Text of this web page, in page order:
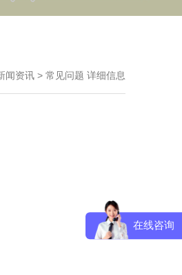
闻资讯 > 常见问题 详细信息
在线咨询